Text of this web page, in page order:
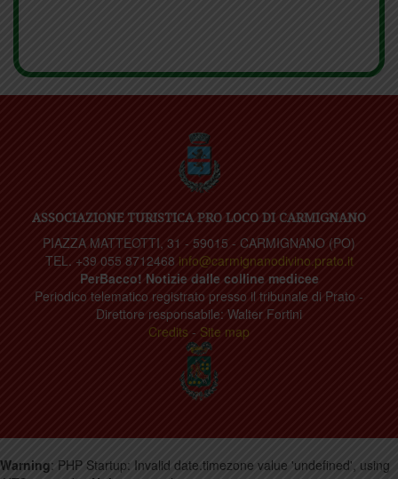
ASSOCIAZIONE TURISTICA PRO LOCO DI CARMIGNANO
PIAZZA MATTEOTTI, 31 - 59015 - CARMIGNANO (PO)
TEL. +39 055 8712468 info@carmignanodivino.prato.it
PerBacco! Notizie dalle colline medicee
Periodico telematico registrato presso il tribunale di Prato -
Direttore responsabile: Walter Fortini
Credits - Site map
Warning: PHP Startup: Invalid date.timezone value 'undefined', using